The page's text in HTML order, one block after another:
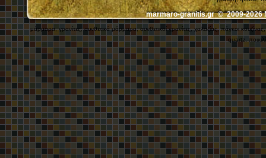
marmaro-granitis.gr © 2009-
μάρμαρα, γρανίτες, συνθετικά μάρμαρα, συνθετικοί γρανίτες, χαλαζίας, πάγκοι
quartz,